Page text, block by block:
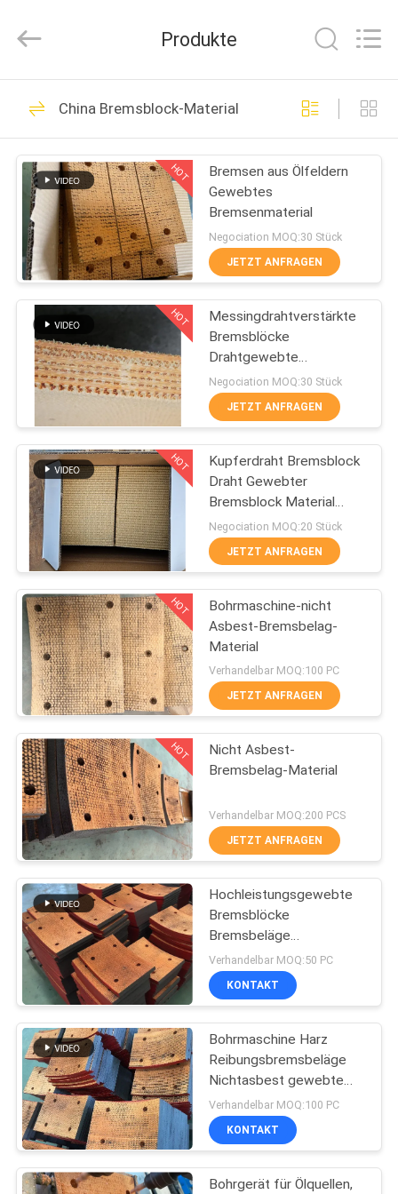
HAUS
PRODUKTE
ÜBER
UNS
FABRIK-
AUSFLUG
QUALITÄTSKONTROLLE
TRETEN
SIE
MIT
UNS
VERBINDUNG
FORDERN
SIE EIN
ZITAT
SITEMAP
PRIVACY
POLICY
Reserved.
Bremsbelag-Rolle
42
Bremsrollenfutter
23
Gesponnene
Bremsbelag-Rolle
Bremsblock-
Material
Gesponnenes
Bremsbelag-
Material
32
Industrieller
Bremsbelag
Produkte
China Bremsblock-Material
HOT
Bremsen aus Ölfeldern
Gewebtes
Bremsenmaterial
Negociation MOQ:30 Stück
JETZT ANFRAGEN
HOT
Messingdrahtverstärkte
Bremsblöcke
Drahtgewebte
Bremsblöcke für
Ölbrunnen
Negociation MOQ:30 Stück
JETZT ANFRAGEN
HOT
Kupferdraht Bremsblock
Draht Gewebter
Bremsblock Material
Messingdraht verstärkt
Negociation MOQ:20 Stück
JETZT ANFRAGEN
HOT
Bohrmaschine-nicht
Asbest-Bremsbelag-
Material
Verhandelbar MOQ:100 PC
JETZT ANFRAGEN
HOT
Nicht Asbest-
Bremsbelag-Material
Verhandelbar MOQ:200 PCS
JETZT ANFRAGEN
Hochleistungsgewebte
Bremsblöcke
Bremsbeläge
Reibungsbeläge
Gewebte Bremsbeläge
Verhandelbar MOQ:50 PC
KONTAKT
Bohrmaschine Harz
Reibungsbremsbeläge
Nichtasbest gewebte
Bremsen Blockmaterial
Verhandelbar MOQ:100 PC
KONTAKT
Bohrgerät für Ölquellen,